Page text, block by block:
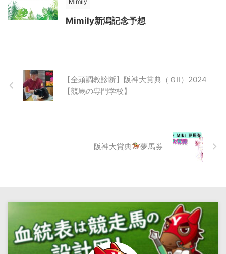
Mimily新潟記念予想
【全頭調教診断】阪神大賞典（ＧⅡ）2024
【競馬の専門学校】
阪神大賞典 夢馬券